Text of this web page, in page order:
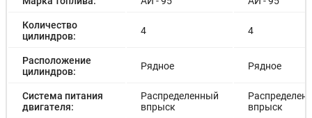
Круиз-контроль с кнопками управления на рулевом
Дополнительная розетка 12В в багажном отделении
Органайзер багажного отделения
Аудиоподготовка — антенна на крыше + 2 динамика
аудиосистемы
возможностью подключения смартфона +
навигационная система + Bluetooth
Количество
цилиндров:
4 4
Расположение
цилиндров:
Рядное Рядное
Система питания
двигателя:
Распределенный
впрыск
впрыск